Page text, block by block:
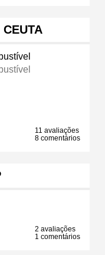
CEUTA
11 avaliações
8 comentários
2 avaliações
1 comentários